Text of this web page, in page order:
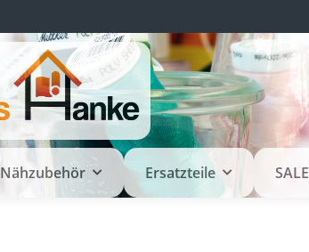
Nähzubehör Ersatzteile SALE